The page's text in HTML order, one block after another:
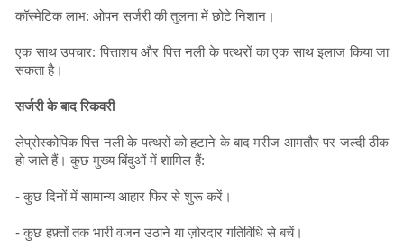
कॉस्मेटिक लाभ: ओपन सर्जरी की तुलना में छोटे निशान।
एक साथ उपचार: पित्ताशय और पित्त नली के पत्थरों का एक साथ इलाज किया जा
सकता है।
सर्जरी के बाद रिकवरी
लेप्रोस्कोपिक पित्त नली के पत्थरों को हटाने के बाद मरीज आमतौर पर जल्दी ठीक
हो जाते हैं। कुछ मुख्य बिंदुओं में शामिल हैं:
- कुछ दिनों में सामान्य आहार फिर से शुरू करें।
- कुछ हफ़्तों तक भारी वजन उठाने या ज़ोरदार गतिविधि से बचें।